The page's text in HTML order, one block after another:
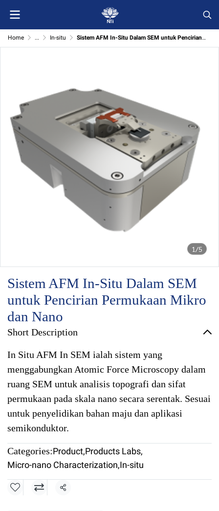
Home ... In-situ Sistem AFM In-Situ Dalam SEM untuk Pencirian Permukaan Mikro dan Nano
1/5
Sistem AFM In-Situ Dalam SEM
untuk Pencirian Permukaan Mikro
dan Nano
Short Description
In Situ AFM In SEM ialah sistem yang
menggabungkan Atomic Force Microscopy dalam
ruang SEM untuk analisis topografi dan sifat
permukaan pada skala nano secara serentak. Sesuai
untuk penyelidikan bahan maju dan aplikasi
semikonduktor.
Categories:Product,Products Labs,
Micro-nano Characterization,In-situ
Share